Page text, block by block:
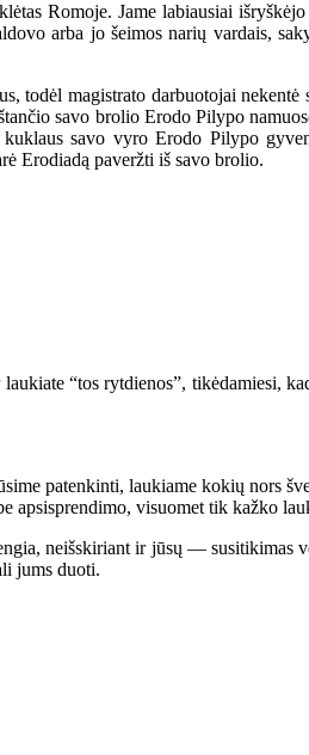
Romoje. Jame labiausiai
arba jo šeimos narių vardais,
magistrato darbuotojai
savo brolio Erodo Pilypo
savo vyro Erodo Pilypo
Erodiadą paveržti iš savo brolio.
“tos rytdienos”, tikėdamiesi,
patenkinti, laukiame kokių nors
apsisprendimo, visuomet tik kažko
neišskiriant ir jūsų — susitikimas
jums duoti.